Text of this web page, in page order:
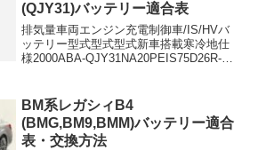
(QJY31)バッテリー適合表
排気量車両エンジン充電制御車/IS/HVバ
ッテリー型式型式型式新車搭載寒冷地仕
様2000ABA-QJY31NA20PEIS75D26R-LL-
BM系レガシィB4
(BMG,BM9,BMM)バッテリー適合
表・交換方法